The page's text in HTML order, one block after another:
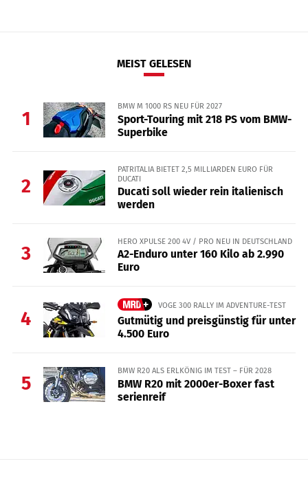
MEIST GELESEN
1
BMW M 1000 RS NEU FÜR 2027
Sport-Touring mit 218 PS vom BMW-
Superbike
2
PATRITALIA BIETET 2,5 MILLIARDEN EURO FÜR
DUCATI
Ducati soll wieder rein italienisch
werden
3
HERO XPULSE 200 4V / PRO NEU IN DEUTSCHLAND
A2-Enduro unter 160 Kilo ab 2.990
Euro
4
VOGE 300 RALLY IM ADVENTURE-TEST
Gutmütig und preisgünstig für unter
4.500 Euro
5
BMW R20 ALS ERLKÖNIG IM TEST – FÜR 2028
BMW R20 mit 2000er-Boxer fast
serienreif